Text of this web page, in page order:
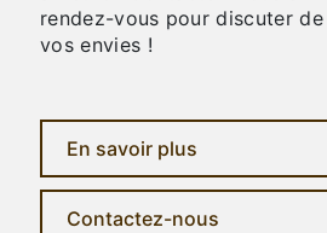
rendez-vous pour discuter
vos envies !
En savoir plus
Contactez-nous